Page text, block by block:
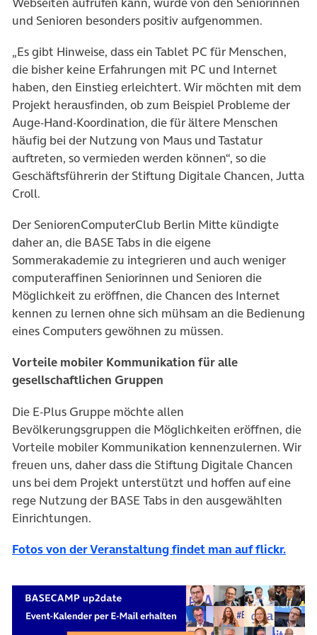
und Senioren besonders positiv aufgenommen.
„Es gibt Hinweise, dass ein Tablet PC für Menschen,
die bisher keine Erfahrungen mit PC und Internet
haben, den Einstieg erleichtert. Wir möchten mit dem
Projekt herausfinden, ob zum Beispiel Probleme der
Auge-Hand-Koordination, die für ältere Menschen
häufig bei der Nutzung von Maus und Tastatur
auftreten, so vermieden werden können“, so die
Geschäftsführerin der Stiftung Digitale Chancen, Jutta
Croll.
Der SeniorenComputerClub Berlin Mitte kündigte
daher an, die BASE Tabs in die eigene
Sommerakademie zu integrieren und auch weniger
computeraffinen Seniorinnen und Senioren die
Möglichkeit zu eröffnen, die Chancen des Internet
kennen zu lernen ohne sich mühsam an die Bedienung
eines Computers gewöhnen zu müssen.
Vorteile mobiler Kommunikation für alle
gesellschaftlichen Gruppen
Die E-Plus Gruppe möchte allen
Bevölkerungsgruppen die Möglichkeiten eröffnen, die
Vorteile mobiler Kommunikation kennenzulernen. Wir
freuen uns, daher dass die Stiftung Digitale Chancen
uns bei dem Projekt unterstützt und hoffen auf eine
rege Nutzung der BASE Tabs in den ausgewählten
Einrichtungen.
Fotos von der Veranstaltung findet man auf flickr.